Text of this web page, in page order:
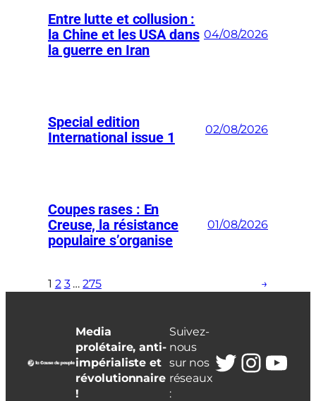
Entre lutte et collusion :
la Chine et les USA dans
la guerre en Iran
04/08/2026
Special edition
International issue 1
02/08/2026
Coupes rases : En
Creuse, la résistance
populaire s’organise
01/08/2026
1 2 3 … 275 →
Media
prolétaire, anti-
impérialiste et
révolutionnaire
!
Suivez-
nous
sur nos
réseaux
:
Twitter